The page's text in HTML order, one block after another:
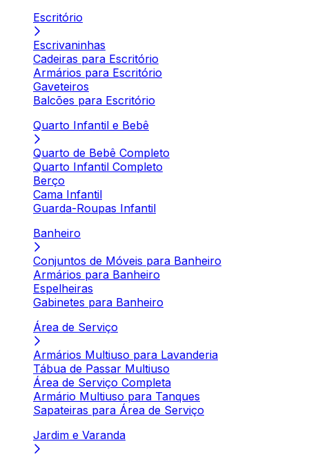
Escritório
Escrivaninhas
Cadeiras para Escritório
Armários para Escritório
Gaveteiros
Balcões para Escritório
Quarto Infantil e Bebê
Quarto de Bebê Completo
Quarto Infantil Completo
Berço
Cama Infantil
Guarda-Roupas Infantil
Banheiro
Conjuntos de Móveis para Banheiro
Armários para Banheiro
Espelheiras
Gabinetes para Banheiro
Área de Serviço
Armários Multiuso para Lavanderia
Tábua de Passar Multiuso
Área de Serviço Completa
Armário Multiuso para Tanques
Sapateiras para Área de Serviço
Jardim e Varanda